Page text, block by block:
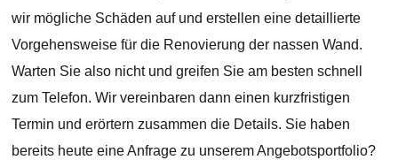
wir mögliche Schäden auf und erstellen eine detaillierte
Vorgehensweise für die Renovierung der nassen Wand.
Warten Sie also nicht und greifen Sie am besten schnell
zum Telefon. Wir vereinbaren dann einen kurzfristigen
Termin und erörtern zusammen die Details. Sie haben
bereits heute eine Anfrage zu unserem Angebotsportfolio?